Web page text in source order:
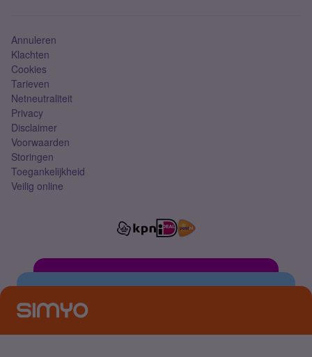
Annuleren
Klachten
Cookies
Tarieven
Netneutraliteit
Privacy
Disclaimer
Voorwaarden
Storingen
Toegankelijkheid
Veilig online